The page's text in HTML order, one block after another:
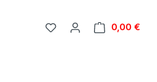
0,00 €